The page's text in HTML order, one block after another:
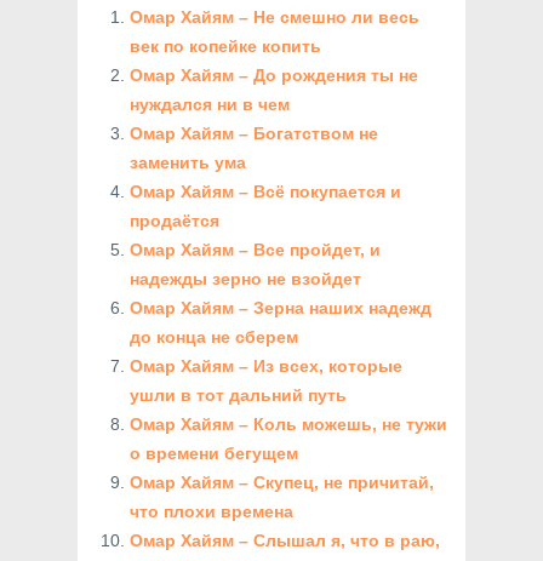
Омар Хайям – Не смешно ли весь
век по копейке копить
Омар Хайям – До рождения ты не
нуждался ни в чем
Омар Хайям – Богатством не
заменить ума
Омар Хайям – Всё покупается и
продаётся
Омар Хайям – Все пройдет, и
надежды зерно не взойдет
Омар Хайям – Зерна наших надежд
до конца не сберем
Омар Хайям – Из всех, которые
ушли в тот дальний путь
Омар Хайям – Коль можешь, не тужи
о времени бегущем
Омар Хайям – Скупец, не причитай,
что плохи времена
Омар Хайям – Слышал я, что в раю,